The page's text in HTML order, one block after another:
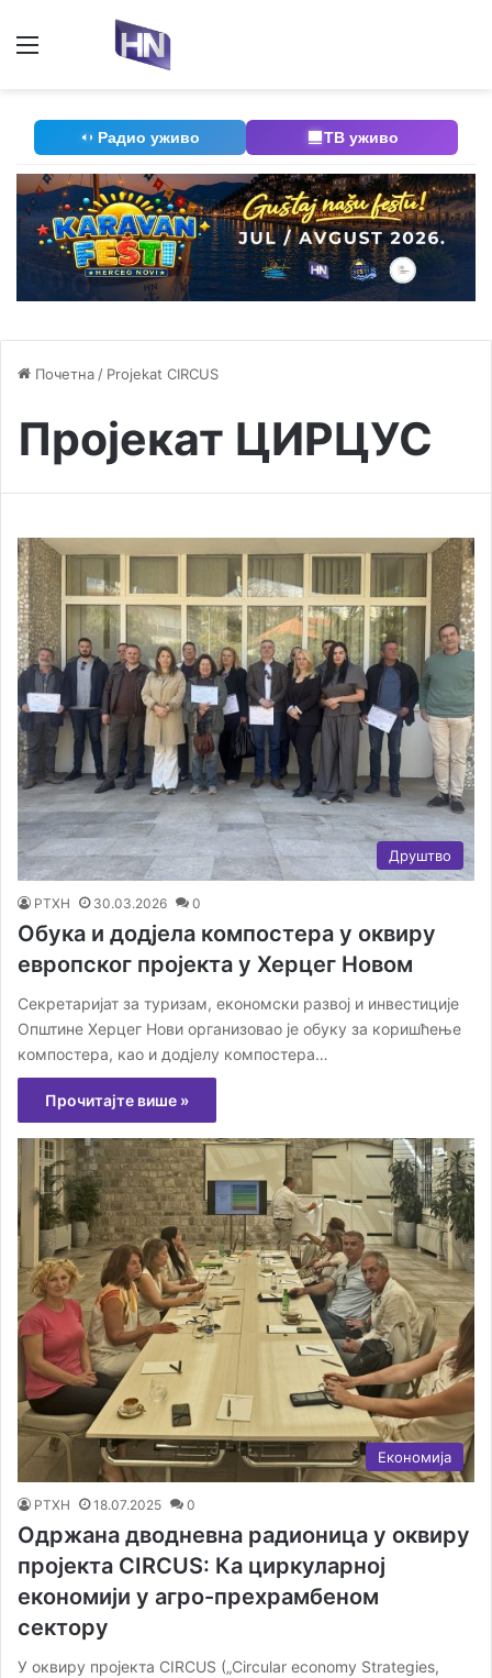
Радио уживо ТВ уживо
Почетна / Projekat CIRCUS
Пројекат ЦИРЦУС
Друштво
РТХН 30.03.2026 0
Обука и додјела компостера у оквиру
европског пројекта у Херцег Новом
Секретаријат за туризам, економски развој и инвестиције
Општине Херцег Нови организовао је обуку за коришћење
компостера, као и додјелу компостера…
Прочитајте више »
Економија
РТХН 18.07.2025 0
Одржана дводневна радионица у оквиру
пројекта CIRCUS: Ка циркуларној
економији у агро-прехрамбеном
сектору
У оквиру пројекта CIRCUS („Circular economy Strategies,